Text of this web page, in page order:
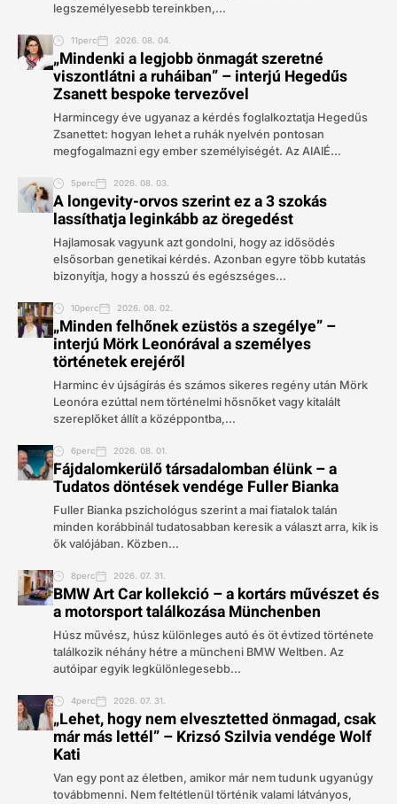
legszemélyesebb tereinkben,...
11perc 2026. 08. 04.
„Mindenki a legjobb önmagát szeretné
viszontlátni a ruháiban” – interjú Hegedűs
Zsanett bespoke tervezővel
Harmincegy éve ugyanaz a kérdés foglalkoztatja Hegedűs
Zsanettet: hogyan lehet a ruhák nyelvén pontosan
megfogalmazni egy ember személyiségét. Az AIAIÉ...
5perc 2026. 08. 03.
A longevity-orvos szerint ez a 3 szokás
lassíthatja leginkább az öregedést
Hajlamosak vagyunk azt gondolni, hogy az idősödés
elsősorban genetikai kérdés. Azonban egyre több kutatás
bizonyítja, hogy a hosszú és egészséges...
10perc 2026. 08. 02.
„Minden felhőnek ezüstös a szegélye” –
interjú Mörk Leonórával a személyes
történetek erejéről
Harminc év újságírás és számos sikeres regény után Mörk
Leonóra ezúttal nem történelmi hősnőket vagy kitalált
szereplőket állít a középpontba,...
6perc 2026. 08. 01.
Fájdalomkerülő társadalomban élünk – a
Tudatos döntések vendége Fuller Bianka
Fuller Bianka pszichológus szerint a mai fiatalok talán
minden korábbinál tudatosabban keresik a választ arra, kik is
ők valójában. Közben...
8perc 2026. 07. 31.
BMW Art Car kollekció – a kortárs művészet és
a motorsport találkozása Münchenben
Húsz művész, húsz különleges autó és öt évtized története
találkozik néhány hétre a müncheni BMW Weltben. Az
autóipar egyik legkülönlegesebb...
4perc 2026. 07. 31.
„Lehet, hogy nem elvesztetted önmagad, csak
már más lettél” – Krizsó Szilvia vendége Wolf
Kati
Van egy pont az életben, amikor már nem tudunk ugyanúgy
továbbmenni. Nem feltétlenül történik valami látványos,